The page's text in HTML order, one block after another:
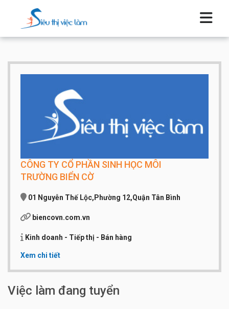
CÔNG TY CỔ PHẦN SINH HỌC MÔI
TRƯỜNG BIỂN CỜ
01 Nguyễn Thế Lộc,Phường 12,Quận Tân Bình
biencovn.com.vn
Kinh doanh - Tiếp thị - Bán hàng
Qui mô công ty:
Số điện thoại:0938 788 646 - Anh Dược
Xem chi tiết
Việc làm đang tuyển